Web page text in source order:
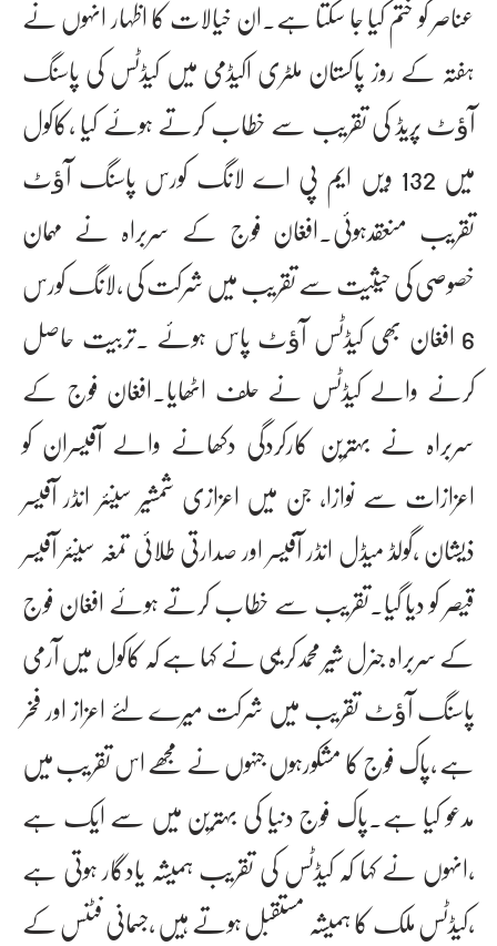
عناصر کو ختم کیا جا سکتا ہے۔ان خیالات کا اظہار انہوں نے
ہفتہ کے روز پاکستان ملٹری اکیڈمی میں کیڈٹس کی پاسنگ
آﺅٹ پریڈ کی تقریب سے خطاب کرتے ہوئے کیا ،کاکول
میں 132 ویں ایم پی اے لانگ کورس پاسنگ آﺅٹ
تقریب منعقدہوئی۔افغان فوج کے سربراہ نے مہمان
خصوصی کی حیثیت سے تقریب میں شرکت کی ،لانگ کورس
6 افغان بھی کیڈٹس آﺅٹ پاس ہوئے ۔تربیت حاصل
کرنے والے کیڈٹس نے حلف اٹھایا۔افغان فوج کے
سربراہ نے بہترین کارکردگی دکھانے والے آفیسران کو
اعزازات سے نوازا، جن میں اعزازی شمشیر سینئر انڈر آفیسر
ذیشان ،گولڈ میڈل انڈر آفیسر اور صدارتی طلائی تمغہ سینئر آفیسر
قیصر کو دیا گیا۔تقریب سے خطاب کرتے ہوئے افغان فوج
کے سربراہ جنرل شیر محمدکریمی نے کہا ہے کہ کاکول میں آرمی
پاسنگ آﺅٹ تقریب میں شرکت میرے لئے اعزاز اور فخر
ہے ،پاک فوج کا مشکورہوں جنہوں نے مجھے اس تقریب میں
مدعو کیا ہے۔پاک فوج دنیا کی بہترین میں سے ایک ہے
،انہوں نے کہا کہ کیڈٹس کی تقریب ہمیشہ یادگار ہوتی ہے
،کیڈٹس ملک کا ہمیشہ مستقبل ہوتے ہیں ،جسمانی فٹنس کے